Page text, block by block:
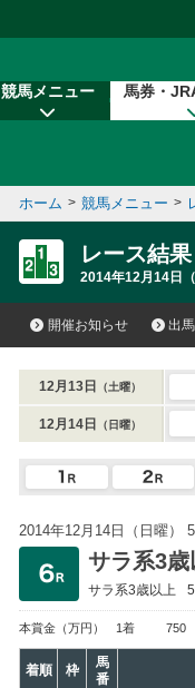
競馬メニュー 馬券・
ホーム > 競馬メニュー >
レース結果
2014年12月14日
開催お知らせ 出
12月13日 （土曜）
12月14日 （日曜）
2014年12月14日（日曜）
サラ系3
サラ系3歳以上
本賞金 （万円） 1着 750
着順 枠
馬
番